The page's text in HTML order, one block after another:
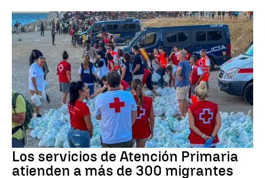
Los servicios de Atención Primaria
atienden a más de 300 migrantes